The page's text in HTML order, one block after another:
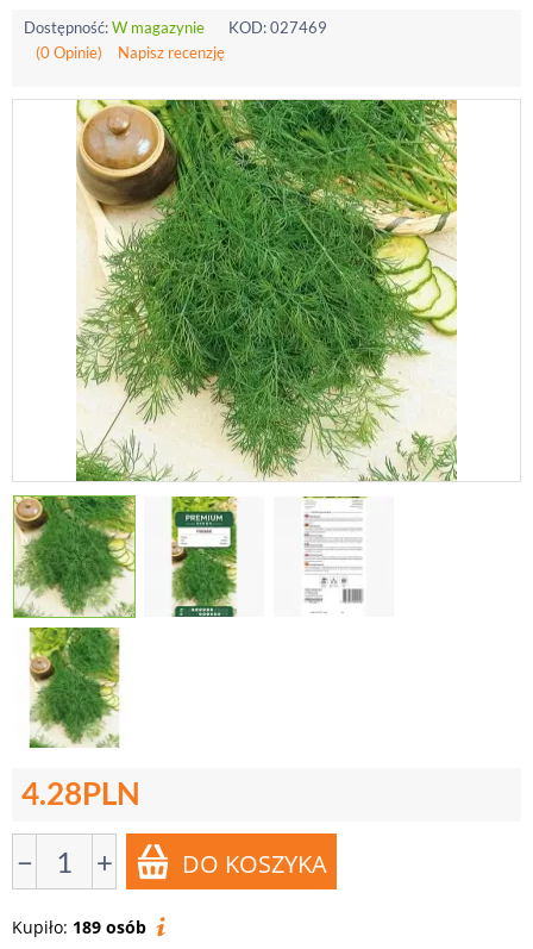
Dostępność:W magazynie KOD:027469
(0 Opinie)
Napisz recenzję
4.28PLN
− +
Kupiło: 189 osób